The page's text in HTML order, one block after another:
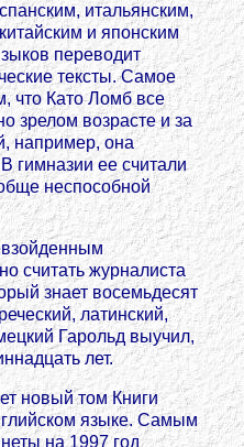
итальянским,
и японским
переводит
тексты. Самое
что Като Ломб все
зрелом возрасте и за
например, она
гимназии ее считали
неспособной
считать журналиста
знает восемьдесят
латинский,
Гарольд выучил,
лет.
новый том Книги
языке. Самым
на 1997 год